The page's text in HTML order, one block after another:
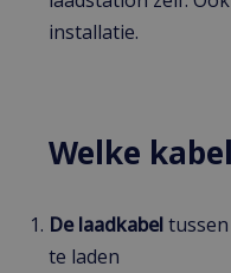
installatie.
Welke
De laadkabel
te laden